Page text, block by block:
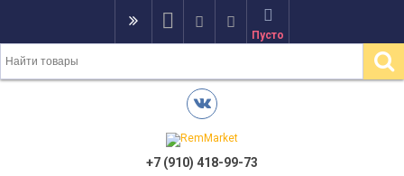
Пусто
+7 (910) 418-99-73